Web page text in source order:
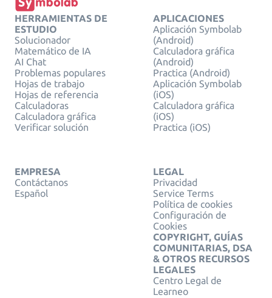
HERRAMIENTAS DE
ESTUDIO
Solucionador
Matemático de IA
AI Chat
Problemas populares
Hojas de trabajo
Hojas de referencia
Calculadoras
Calculadora gráfica
Verificar solución
APLICACIONES
Aplicación Symbolab
(Android)
Calculadora gráfica
(Android)
Practica (Android)
Aplicación Symbolab
(iOS)
Calculadora gráfica
(iOS)
Practica (iOS)
EMPRESA
Contáctanos
Español
LEGAL
Privacidad
Service Terms
Política de cookies
Configuración de
Cookies
COPYRIGHT, GUÍAS
COMUNITARIAS, DSA
& OTROS RECURSOS
LEGALES
Centro Legal de
Learneo